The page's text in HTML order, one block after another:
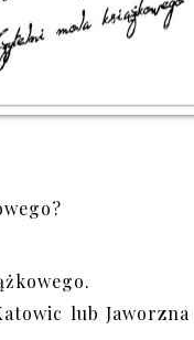
lub